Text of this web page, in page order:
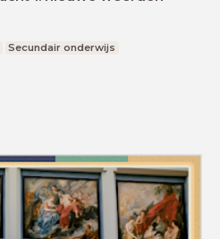
Secundair onderwijs